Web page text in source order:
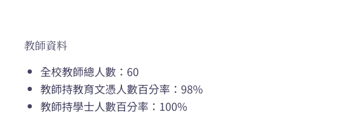
教師資料
全校教師總人數：60
教師持教育文憑人數百分率：98%
教師持學士人數百分率：100%